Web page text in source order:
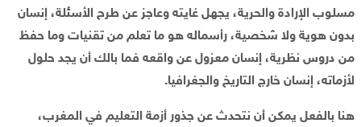
مسلوب الإرادة والحرية، يجهل غايته وعاجز عن طرح الأسئلة، إنسان
بدون هوية ولا شخصية، رأسماله هو ما تعلم من تقنيات وما حفظ
من دروس نظرية، إنسان معزول عن واقعه فما بالك أن يجد حلول
لأزماته، إنسان خارج التاريخ والجغرافيا.
هنا بالفعل يمكن أن نتحدث عن جذور أزمة التعليم في المغرب،